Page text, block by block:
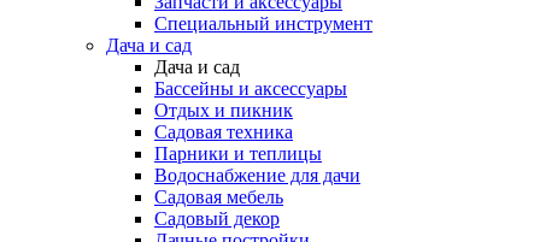
Специальный инструмент
Дача и сад
Дача и сад
Бассейны и аксессуары
Отдых и пикник
Садовая техника
Парники и теплицы
Водоснабжение для дачи
Садовая мебель
Садовый декор